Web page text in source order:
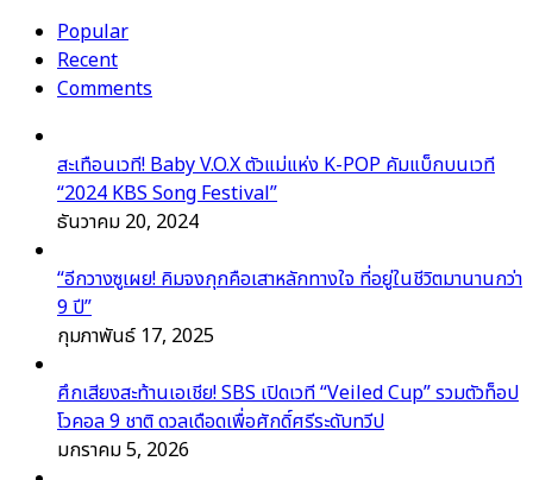
Popular
Recent
Comments
สะเทือนเวที! Baby V.O.X ตัวแม่แห่ง K-POP คัมแบ็กบนเวที
“2024 KBS Song Festival”
ธันวาคม 20, 2024
“อีกวางซูเผย! คิมจงกุกคือเสาหลักทางใจ ที่อยู่ในชีวิตมานานกว่า
9 ปี”
กุมภาพันธ์ 17, 2025
ศึกเสียงสะท้านเอเชีย! SBS เปิดเวที “Veiled Cup” รวมตัวท็อป
โวคอล 9 ชาติ ดวลเดือดเพื่อศักดิ์ศรีระดับทวีป
มกราคม 5, 2026